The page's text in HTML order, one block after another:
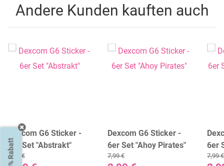
Andere Kunden kauften auch
Dexcom G6 Sticker -
6er Set "Abstrakt"
7,99 €
Dexcom G6 Sticker -
6er Set "Ahoy Pirates"
7,99 €
6er
7,99 €
20% Rabatt